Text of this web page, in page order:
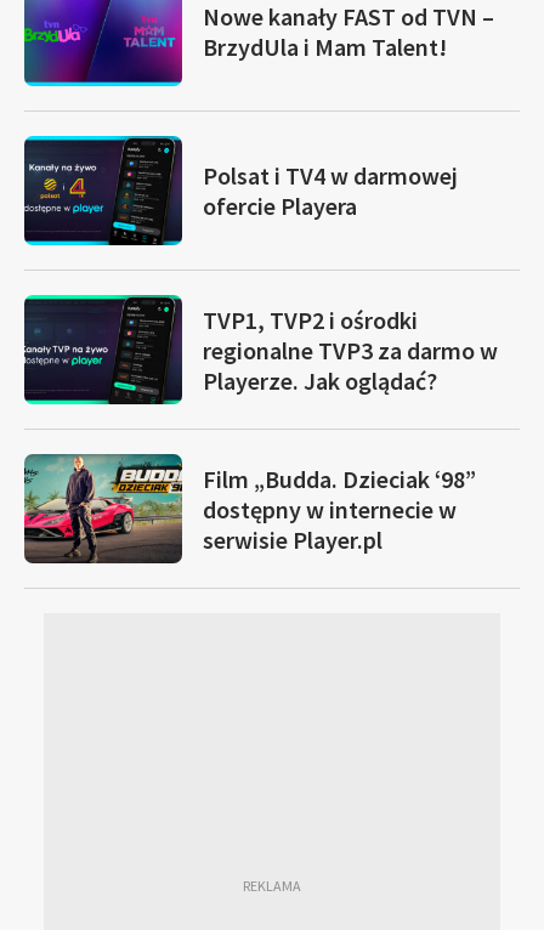
Nowe kanały FAST od TVN –
BrzydUla i Mam Talent!
Polsat i TV4 w darmowej
ofercie Playera
TVP1, TVP2 i ośrodki
regionalne TVP3 za darmo w
Playerze. Jak oglądać?
Film „Budda. Dzieciak ‘98”
dostępny w internecie w
serwisie Player.pl